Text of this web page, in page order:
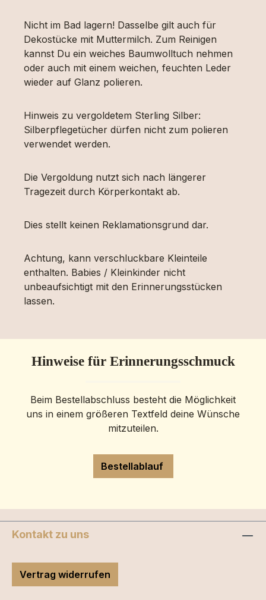
Nicht im Bad lagern! Dasselbe gilt auch für
Dekostücke mit Muttermilch. Zum Reinigen
kannst Du ein weiches Baumwolltuch nehmen
oder auch mit einem weichen, feuchten Leder
wieder auf Glanz polieren.
Hinweis zu vergoldetem Sterling Silber:
Silberpflegetücher dürfen nicht zum polieren
verwendet werden.
Die Vergoldung nutzt sich nach längerer
Tragezeit durch Körperkontakt ab.
Dies stellt keinen Reklamationsgrund dar.
Achtung, kann verschluckbare Kleinteile
enthalten. Babies / Kleinkinder nicht
unbeaufsichtigt mit den Erinnerungsstücken
lassen.
Hinweise für Erinnerungsschmuck
Beim Bestellabschluss besteht die Möglichkeit
uns in einem größeren Textfeld deine Wünsche
mitzuteilen.
Bestellablauf
Kontakt zu uns
Vertrag widerrufen